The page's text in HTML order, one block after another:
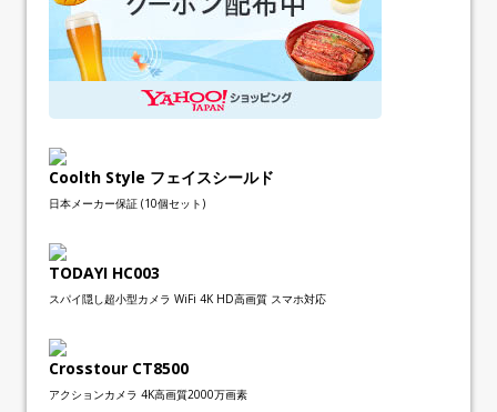
Coolth Style フェイスシールド
日本メーカー保証 (10個セット)
TODAYI HC003
スパイ隠し超小型カメラ WiFi 4K HD高画質 スマホ対応
Crosstour CT8500
アクションカメラ 4K高画質2000万画素